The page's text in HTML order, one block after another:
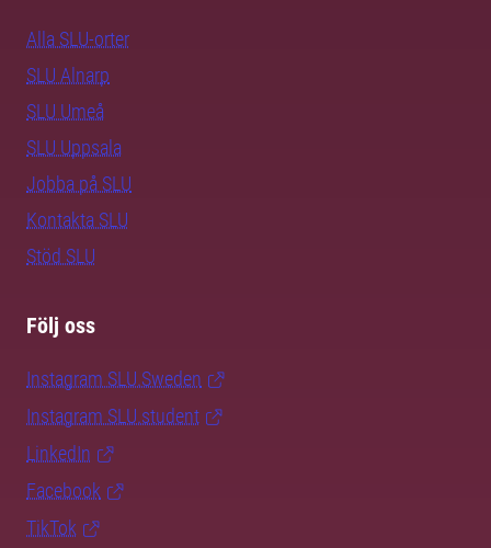
Alla SLU-orter
SLU Alnarp
SLU Umeå
SLU Uppsala
Jobba på SLU
Kontakta SLU
Stöd SLU
Följ oss
Instagram SLU.Sweden
Instagram SLU.student
LinkedIn
Facebook
TikTok